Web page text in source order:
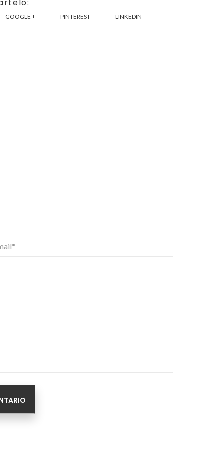
GOOGLE + PINTEREST
LINKEDIN